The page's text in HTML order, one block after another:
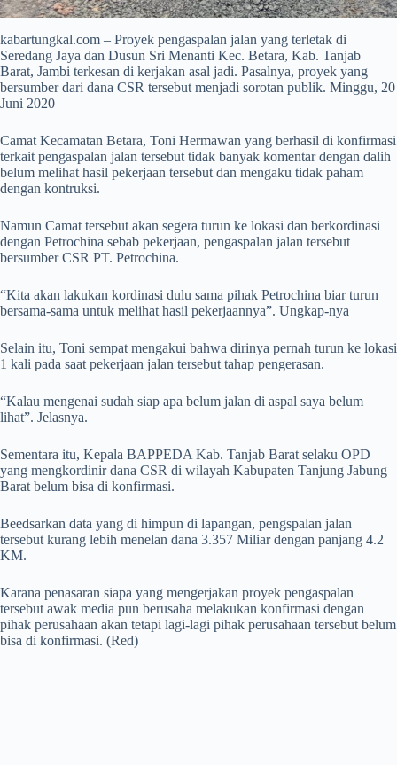
kabartungkal.com – Proyek pengaspalan jalan yang terletak di
Seredang Jaya dan Dusun Sri Menanti Kec. Betara, Kab. Tanjab
Barat, Jambi terkesan di kerjakan asal jadi. Pasalnya, proyek yang
bersumber dari dana CSR tersebut menjadi sorotan publik. Minggu, 20
Juni 2020
Camat Kecamatan Betara, Toni Hermawan yang berhasil di konfirmasi
terkait pengaspalan jalan tersebut tidak banyak komentar dengan dalih
belum melihat hasil pekerjaan tersebut dan mengaku tidak paham
dengan kontruksi.
Namun Camat tersebut akan segera turun ke lokasi dan berkordinasi
dengan Petrochina sebab pekerjaan, pengaspalan jalan tersebut
bersumber CSR PT. Petrochina.
“Kita akan lakukan kordinasi dulu sama pihak Petrochina biar turun
bersama-sama untuk melihat hasil pekerjaannya”. Ungkap-nya
Selain itu, Toni sempat mengakui bahwa dirinya pernah turun ke lokasi
1 kali pada saat pekerjaan jalan tersebut tahap pengerasan.
“Kalau mengenai sudah siap apa belum jalan di aspal saya belum
lihat”. Jelasnya.
Sementara itu, Kepala BAPPEDA Kab. Tanjab Barat selaku OPD
yang mengkordinir dana CSR di wilayah Kabupaten Tanjung Jabung
Barat belum bisa di konfirmasi.
Beedsarkan data yang di himpun di lapangan, pengspalan jalan
tersebut kurang lebih menelan dana 3.357 Miliar dengan panjang 4.2
KM.
Karana penasaran siapa yang mengerjakan proyek pengaspalan
tersebut awak media pun berusaha melakukan konfirmasi dengan
pihak perusahaan akan tetapi lagi-lagi pihak perusahaan tersebut belum
bisa di konfirmasi. (Red)